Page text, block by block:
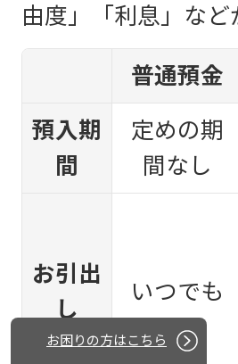
由度」「利息」など
普通預金
預入期
間
定めの期
間なし
お引出
し
いつでも
お困りの方はこちら